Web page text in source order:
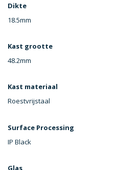
Dikte
18.5mm
Kast grootte
48.2mm
Kast materiaal
Roestvrijstaal
Surface Processing
IP Black
Glas